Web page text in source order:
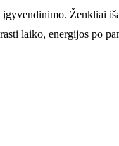
Ženkliai
laiko, energijos po